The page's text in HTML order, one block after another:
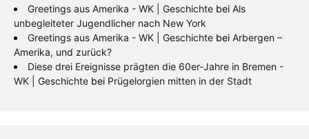
Greetings aus Amerika - WK | Geschichte bei Als
unbegleiteter Jugendlicher nach New York
Greetings aus Amerika - WK | Geschichte bei Arbergen –
Amerika, und zurück?
Diese drei Ereignisse prägten die 60er-Jahre in Bremen -
WK | Geschichte bei Prügelorgien mitten in der Stadt